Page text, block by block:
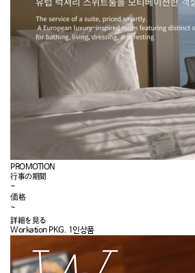
PROMOTION
行事の期間
~
価格
~
詳細を見る
Workation PKG. 1인상품